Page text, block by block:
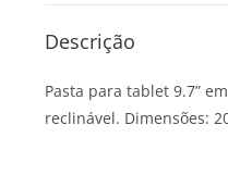
Descrição
Pasta para tablet 9.7”
reclinável. Dimensões: